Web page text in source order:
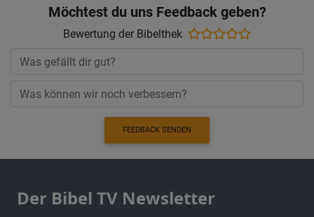
Möchtest du uns Feedback geben?
Bewertung der Bibelthek
FEEDBACK SENDEN
Der Bibel TV Newsletter